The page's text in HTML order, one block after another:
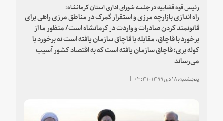
رئیس قوه قضاییه در جلسه شورای اداری استان کرمانشاه:
راه اندازی بازارچه مرزی و استقرار گمرک در مناطق مرزی راهی برای
قانونمند کردن صادرات و واردت در کرمانشاه است/ منظور ما از
برخورد با قاچاق، مقابله با قاچاق سازمان یافته است نه برخورد با
کوله بری؛ قاچاق سازمان یافته است که به اقتصاد کشور آسیب
می‌رساند
پنجشنبه، ۱۸ دی ۱۳۹۹ - ۰۳:۳۱